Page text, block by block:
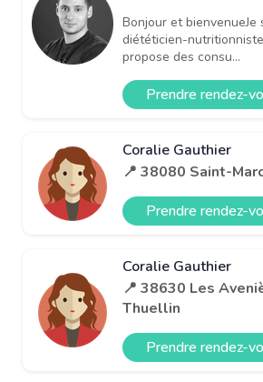
Bonjour et bienvenueJe
diététicien-
propose des consu...
Prendre rendez-
Coralie Gauthier
📍 38080 Saint-
Prendre rendez-
Coralie Gauthier
📍 38630 Les
Thuellin
Prendre rendez-